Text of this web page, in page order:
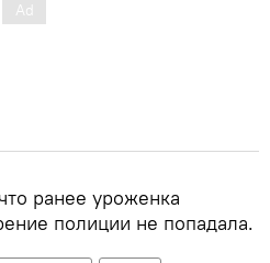
ранее уроженка
полиции не попадала.